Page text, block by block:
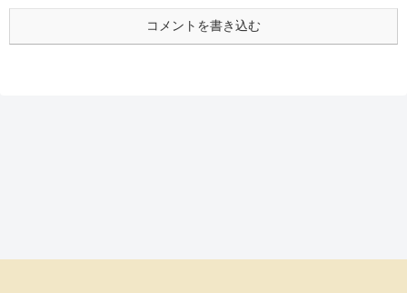
コメントを書き込む